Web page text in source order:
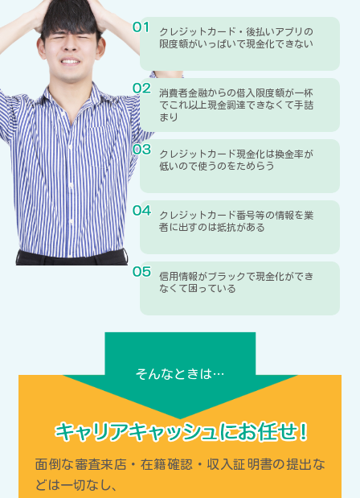
クレジットカード・後払いアプリの
限度額がいっぱいで現金化できない
消費者金融からの借入限度額が一杯
でこれ以上現金調達できなくて手詰
まり
クレジットカード現金化は換金率が
低いので使うのをためらう
クレジットカード番号等の情報を業
者に出すのは抵抗がある
信用情報がブラックで現金化ができ
なくて困っている
そんなときは…
面倒な審査来店・在籍確認・収入証明書の提出な
どは一切なし、